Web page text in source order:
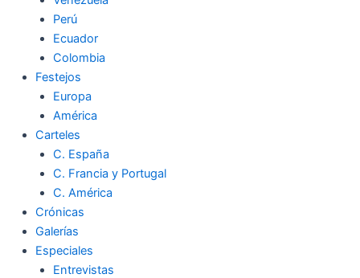
Perú
Ecuador
Colombia
Festejos
Europa
América
Carteles
C. España
C. Francia y Portugal
C. América
Crónicas
Galerías
Especiales
Entrevistas